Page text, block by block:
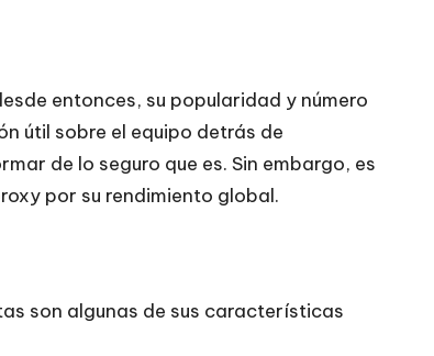
entonces, su popularidad y número
útil sobre el equipo detrás de
de lo seguro que es. Sin embargo, es
por su rendimiento global.
son algunas de sus características